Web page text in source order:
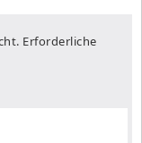
Erforderliche